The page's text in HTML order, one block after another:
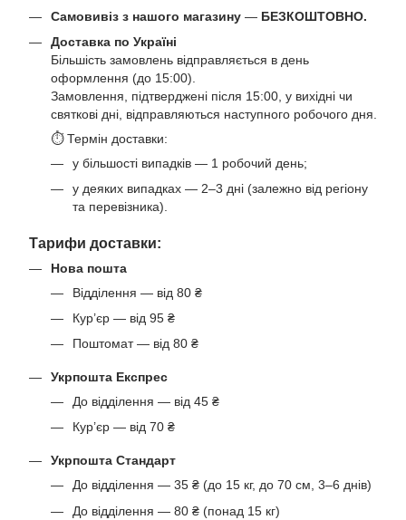
Самовивіз з нашого магазину — БЕЗКОШТОВНО.
Доставка по Україні
Більшість замовлень відправляється в день
оформлення (до 15:00).
Замовлення, підтверджені після 15:00, у вихідні чи
святкові дні, відправляються наступного робочого дня.
⏱ Термін доставки:
у більшості випадків — 1 робочий день;
у деяких випадках — 2–3 дні (залежно від регіону
та перевізника).
Тарифи доставки:
Нова пошта
Відділення — від 80 ₴
Кур’єр — від 95 ₴
Поштомат — від 80 ₴
Укрпошта Експрес
До відділення — від 45 ₴
Кур’єр — від 70 ₴
Укрпошта Стандарт
До відділення — 35 ₴ (до 15 кг, до 70 см, 3–6 днів)
До відділення — 80 ₴ (понад 15 кг)